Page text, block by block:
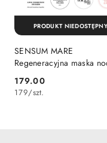
SENSUM MARE
Regeneracyjna maska
ALGOMASK 50 ml
Cena:
179.00
179/szt.
PRODUKT NIEDOSTĘPNY